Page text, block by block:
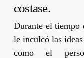
costase.
Durante el tiempo
le inculcó las
como el